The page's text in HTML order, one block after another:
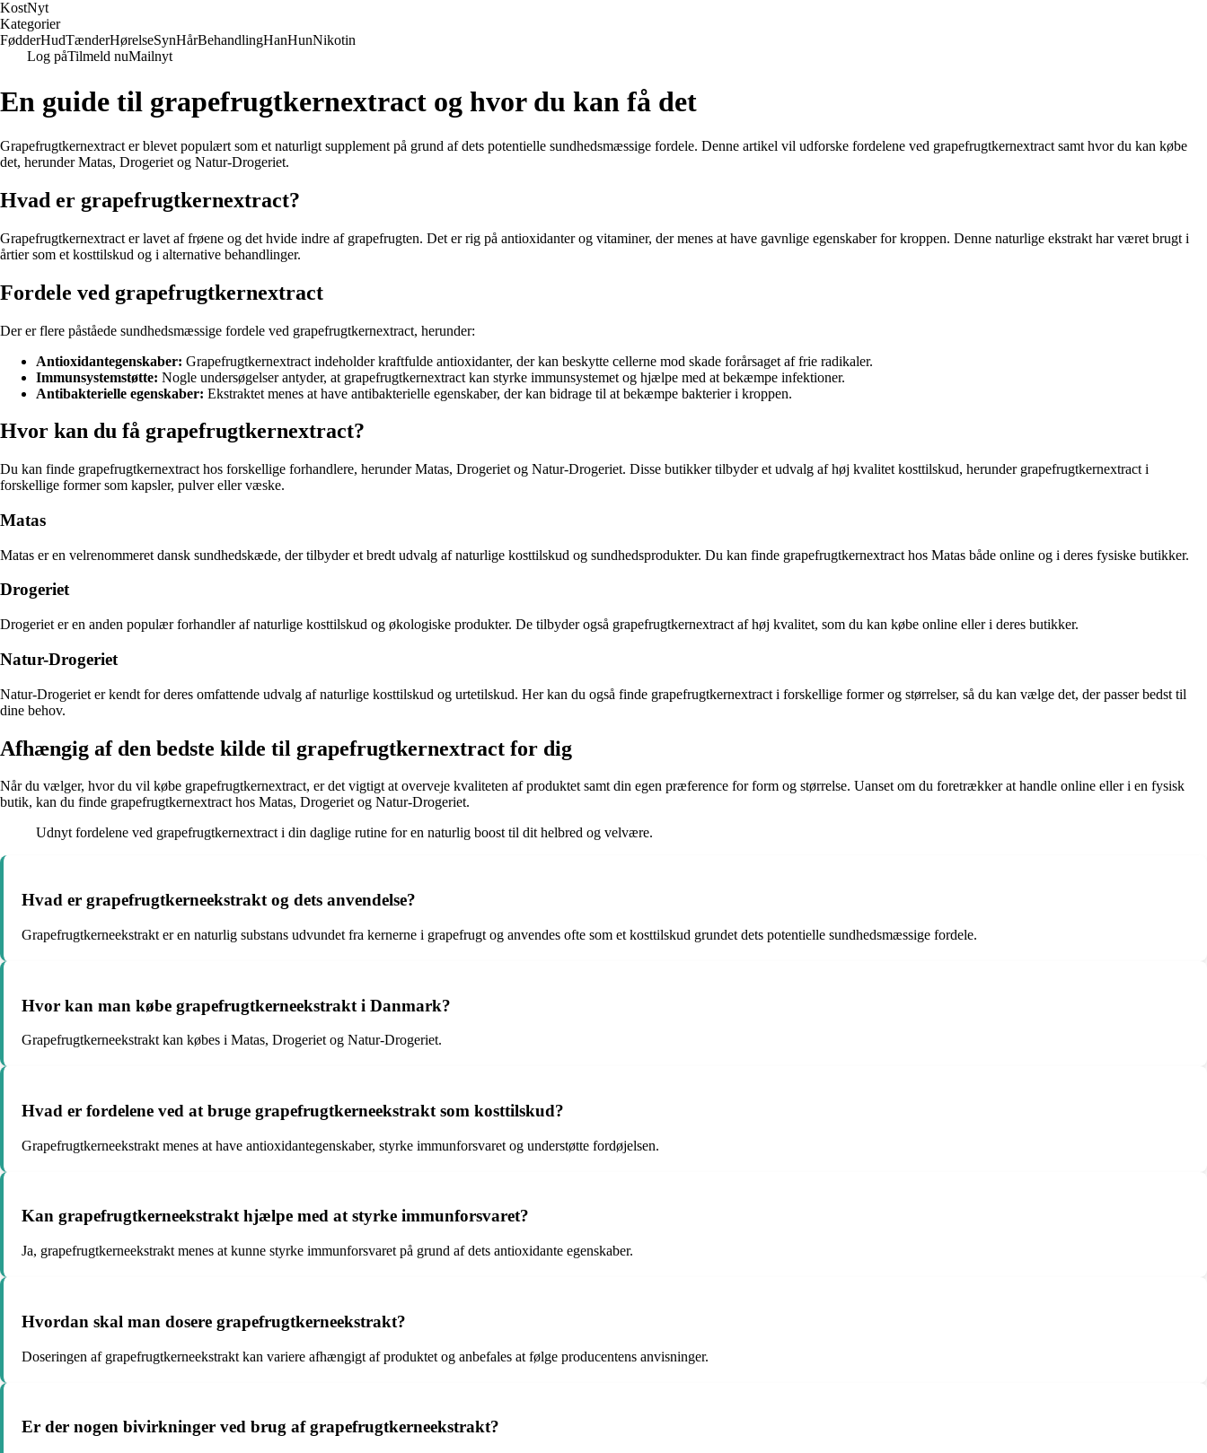
KostNyt
Kategorier
FødderHudTænderHørelseSynHårBehandlingHanHunNikotin
Log påTilmeld nuMailnyt
En guide til grapefrugtkernextract og hvor du kan få det
Grapefrugtkernextract er blevet populært som et naturligt supplement på grund af dets potentielle sundhedsmæssige fordele. Denne artikel vil udforske fordelene ved grapefrugtkernextract samt hvor du kan købe
det, herunder Matas, Drogeriet og Natur-Drogeriet.
Hvad er grapefrugtkernextract?
Grapefrugtkernextract er lavet af frøene og det hvide indre af grapefrugten. Det er rig på antioxidanter og vitaminer, der menes at have gavnlige egenskaber for kroppen. Denne naturlige ekstrakt har været brugt i
årtier som et kosttilskud og i alternative behandlinger.
Fordele ved grapefrugtkernextract
Der er flere påståede sundhedsmæssige fordele ved grapefrugtkernextract, herunder:
Antioxidantegenskaber: Grapefrugtkernextract indeholder kraftfulde antioxidanter, der kan beskytte cellerne mod skade forårsaget af frie radikaler.
Immunsystemstøtte: Nogle undersøgelser antyder, at grapefrugtkernextract kan styrke immunsystemet og hjælpe med at bekæmpe infektioner.
Antibakterielle egenskaber: Ekstraktet menes at have antibakterielle egenskaber, der kan bidrage til at bekæmpe bakterier i kroppen.
Hvor kan du få grapefrugtkernextract?
Du kan finde grapefrugtkernextract hos forskellige forhandlere, herunder Matas, Drogeriet og Natur-Drogeriet. Disse butikker tilbyder et udvalg af høj kvalitet kosttilskud, herunder grapefrugtkernextract i
forskellige former som kapsler, pulver eller væske.
Matas
Matas er en velrenommeret dansk sundhedskæde, der tilbyder et bredt udvalg af naturlige kosttilskud og sundhedsprodukter. Du kan finde grapefrugtkernextract hos Matas både online og i deres fysiske butikker.
Drogeriet
Drogeriet er en anden populær forhandler af naturlige kosttilskud og økologiske produkter. De tilbyder også grapefrugtkernextract af høj kvalitet, som du kan købe online eller i deres butikker.
Natur-Drogeriet
Natur-Drogeriet er kendt for deres omfattende udvalg af naturlige kosttilskud og urtetilskud. Her kan du også finde grapefrugtkernextract i forskellige former og størrelser, så du kan vælge det, der passer bedst til
dine behov.
Afhængig af den bedste kilde til grapefrugtkernextract for dig
Når du vælger, hvor du vil købe grapefrugtkernextract, er det vigtigt at overveje kvaliteten af produktet samt din egen præference for form og størrelse. Uanset om du foretrækker at handle online eller i en fysisk
butik, kan du finde grapefrugtkernextract hos Matas, Drogeriet og Natur-Drogeriet.
Udnyt fordelene ved grapefrugtkernextract i din daglige rutine for en naturlig boost til dit helbred og velvære.
Hvad er grapefrugtkerneekstrakt og dets anvendelse?
Grapefrugtkerneekstrakt er en naturlig substans udvundet fra kernerne i grapefrugt og anvendes ofte som et kosttilskud grundet dets potentielle sundhedsmæssige fordele.
Hvor kan man købe grapefrugtkerneekstrakt i Danmark?
Grapefrugtkerneekstrakt kan købes i Matas, Drogeriet og Natur-Drogeriet.
Hvad er fordelene ved at bruge grapefrugtkerneekstrakt som kosttilskud?
Grapefrugtkerneekstrakt menes at have antioxidantegenskaber, styrke immunforsvaret og understøtte fordøjelsen.
Kan grapefrugtkerneekstrakt hjælpe med at styrke immunforsvaret?
Ja, grapefrugtkerneekstrakt menes at kunne styrke immunforsvaret på grund af dets antioxidante egenskaber.
Hvordan skal man dosere grapefrugtkerneekstrakt?
Doseringen af grapefrugtkerneekstrakt kan variere afhængigt af produktet og anbefales at følge producentens anvisninger.
Er der nogen bivirkninger ved brug af grapefrugtkerneekstrakt?